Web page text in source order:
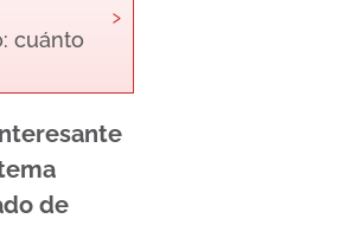
cuánto
›
de